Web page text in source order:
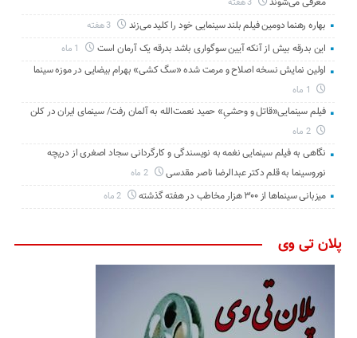
3 هفته
بهاره رهنما دومین فیلم بلند سینمایی خود را کلید می‌زند
این بدرقه بیش از آنکه آیین سوگواری باشد بدرقه یک آرمان است
اولین نمایش نسخه اصلاح و مرمت شده «سگ کشی» بهرام بیضایی در موزه سینما
فیلم سینمایی«قاتل و وحشیِ» حمید نعمت‌الله به آلمان رفت/ سینمای ایران در کلن
2 ماه
نگاهی به فیلم سینمایی نغمه به نویسندگی و کارگردانی سجاد اصغری از دریچه
نوروسینما به قلم دکتر عبدالرضا ناصر مقدسی
2 ماه
میزبانی سینماها از ۳۰۰ هزار مخاطب در هفته گذشته 2 ماه
پلان تی وی